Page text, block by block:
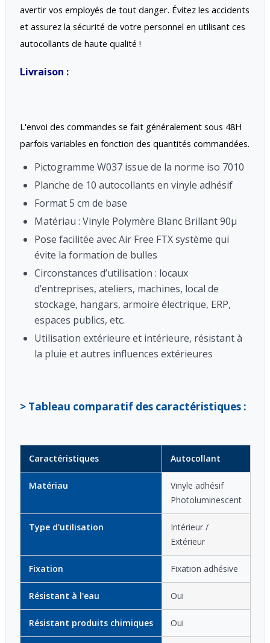
avertir vos employés de tout danger. Évitez les accidents
et assurez la sécurité de votre personnel en utilisant ces
autocollants de haute qualité !
Livraison :
L'envoi des commandes se fait généralement sous 48H
parfois variables en fonction des quantités commandées.
Pictogramme W037 issue de la norme iso 7010
Planche de 10 autocollants en vinyle adhésif
Format 5 cm de base
Matériau : Vinyle Polymère Blanc Brillant 90μ
Pose facilitée avec Air Free FTX système qui
évite la formation de bulles
Circonstances d’utilisation : locaux
d’entreprises, ateliers, machines, local de
stockage, hangars, armoire électrique, ERP,
espaces publics, etc.
Utilisation extérieure et intérieure, résistant à
la pluie et autres influences extérieures
> Tableau comparatif des caractéristiques :
Caractéristiques Autocollant
Matériau
Vinyle adhésif
Photoluminescent
Type d'utilisation
Intérieur /
Extérieur
Fixation Fixation adhésive
Résistant à l'eau Oui
Résistant produits chimiques Oui